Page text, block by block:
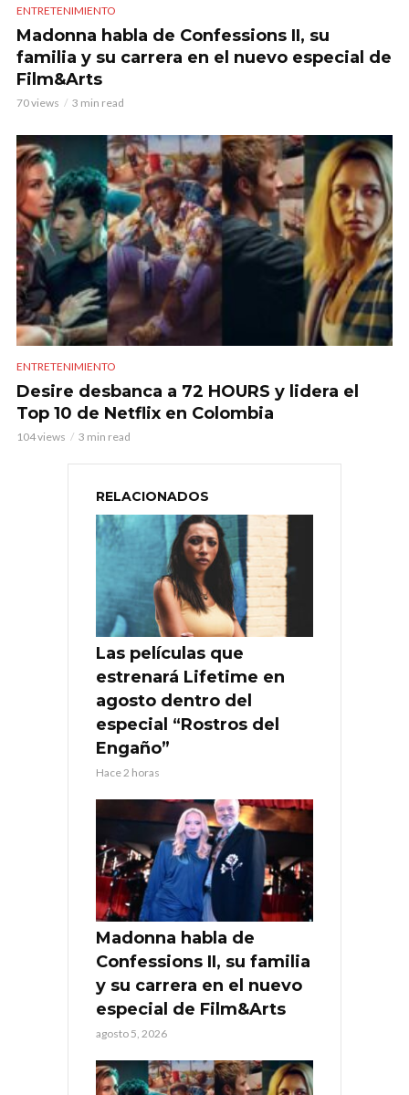
ENTRETENIMIENTO
Madonna habla de Confessions II, su
familia y su carrera en el nuevo especial de
Film&Arts
70 views 3 min read
ENTRETENIMIENTO
Desire desbanca a 72 HOURS y lidera el
Top 10 de Netflix en Colombia
104 views 3 min read
RELACIONADOS
Las películas que
estrenará Lifetime en
agosto dentro del
especial “Rostros del
Engaño”
Hace 2 horas
Madonna habla de
Confessions II, su familia
y su carrera en el nuevo
especial de Film&Arts
agosto 5, 2026